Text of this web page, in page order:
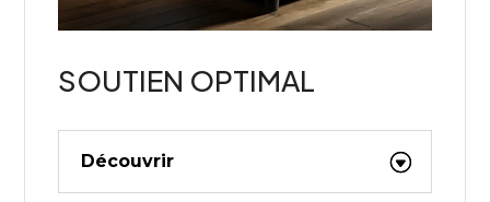
SOUTIEN OPTIMAL
Découvrir